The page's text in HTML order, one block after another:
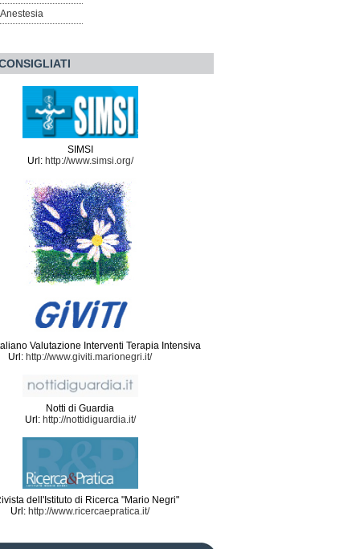
SIMSI
Url: http://www.simsi.org/
Valutazione Interventi Terapia Intensiva
Url: http://www.giviti.marionegri.it/
Notti di Guardia
Url: http://nottidiguardia.it/
dell'Istituto di Ricerca "Mario Negri"
Url: http://www.ricercaepratica.it/